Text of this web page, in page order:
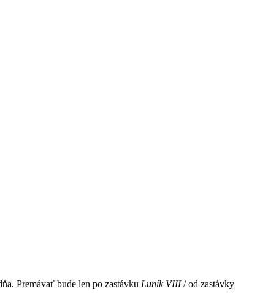
Premávať bude len po zastávku Luník VIII/ od zastávky